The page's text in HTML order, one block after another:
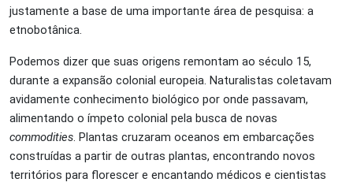
justamente a base de uma importante área de pesquisa: a
etnobotânica.
Podemos dizer que suas origens remontam ao século 15,
durante a expansão colonial europeia. Naturalistas coletavam
avidamente conhecimento biológico por onde passavam,
alimentando o ímpeto colonial pela busca de novas
commodities. Plantas cruzaram oceanos em embarcações
construídas a partir de outras plantas, encontrando novos
territórios para florescer e encantando médicos e cientistas